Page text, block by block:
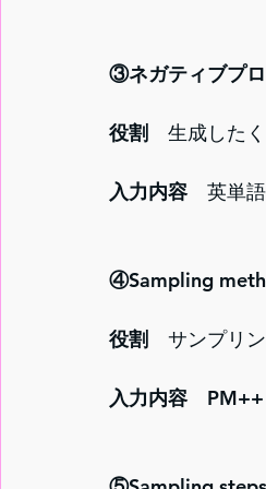
③ネガティブプ
役割 生成した
入力内容 英単語
④Sampling
役割 サンプリ
入力内容 PM++